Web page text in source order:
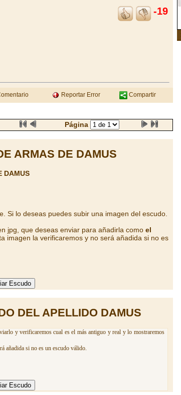
-19
Reportar Error Compartir
Página
ARMAS DE DAMUS
DAMUS
Si lo deseas puedes subir una imagen del escudo.
jpg, que deseas enviar para añadirla como el
imagen la verificaremos y no será añadida si no es
DEL APELLIDO DAMUS
y verificaremos cual es el más antiguo y real y lo mostraremos
añadida si no es un escudo válido.